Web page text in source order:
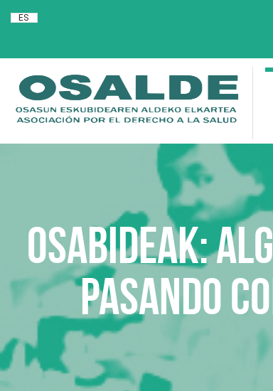
ES
OSABIDEAK:
pasando